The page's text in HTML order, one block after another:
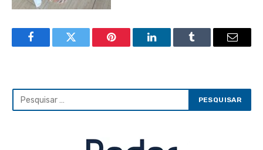
FacebookTwitter Pinterest LinkedInTumblr Email